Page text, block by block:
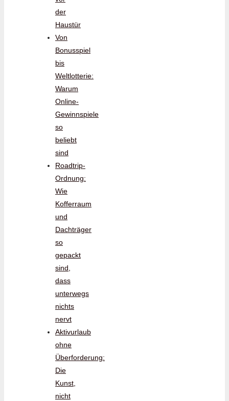
der
Haustür
Von
Bonusspiel
bis
Weltlotterie:
Warum
Online-
Gewinnspiele
so
beliebt
sind
Roadtrip-
Ordnung:
Wie
Kofferraum
und
Dachträger
so
gepackt
sind,
dass
unterwegs
nichts
nervt
Aktivurlaub
ohne
Überforderung:
Die
Kunst,
nicht